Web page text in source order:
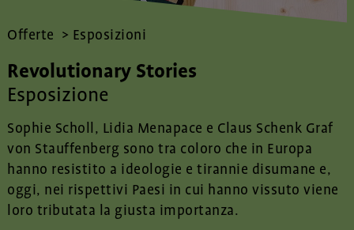
Offerte > Esposizioni
Revolutionary Stories
Esposizione
Sophie Scholl, Lidia Menapace e Claus Schenk Graf
von Stauffenberg sono tra coloro che in Europa
hanno resistito a ideologie e tirannie disumane e,
oggi, nei rispettivi Paesi in cui hanno vissuto viene
loro tributata la giusta importanza.